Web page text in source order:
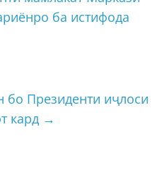
ба истифода
Президенти иҷлоси
кард →